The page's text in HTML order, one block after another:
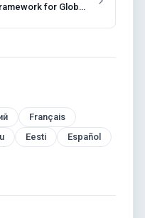
for Global
Français
Eesti
Español